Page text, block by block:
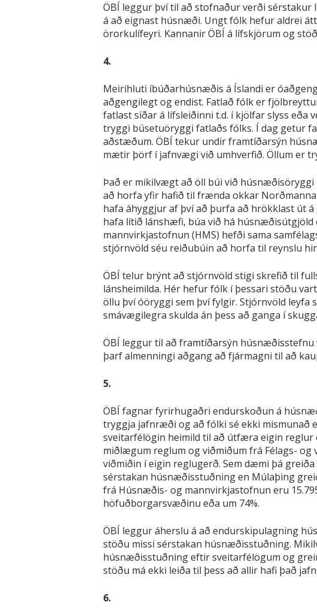
ÖBÍ leggur því til að stofnaður verði
á að eignast húsnæði. Ungt fólk hefur aldrei
örorkulífeyri. Kannanir ÖBÍ á lífskjörum og
4.
Meirihluti íbúðarhúsnæðis á Íslandi er
aðgengilegt og endist. Fatlað fólk er
fatlast síðar á lífsleiðinni t.d. í kjölfar slyss eða
tryggi búsetuöryggi fatlaðs fólks. Í dag getur
aðstæðum. ÖBÍ tekur undir framtíðarsýn
mætir þörf í jafnvægi við umhverfið. Öllum er
Það er mikilvægt að öll búi við
að horfa yfir hafið til frænda okkar
hafa áhyggjur af því að þurfa að hrökklast út
hafa lítið lánshæfi, búa við há
mannvirkjastofnun (HMS) hefði sama
stjórnvöld séu reiðubúin að horfa til reynslu
ÖBÍ telur brýnt að stjórnvöld stigi skrefið til
lánsheimilda. Hér hefur fólk í þessari stöðu
öllu því óöryggi sem því fylgir. Stjórnvöld
smávægilegra skulda án þess að ganga í
ÖBÍ leggur til að framtíðarsýn
þarf almenningi aðgang að fjármagni til að
5.
ÖBÍ fagnar fyrirhugaðri endurskoðun á
tryggja jafnræði og að fólki sé ekki mismunað
sveitarfélögin heimild til að útfæra eigin
miðlægum reglum og viðmiðum frá Félags-
viðmiðin í eigin reglugerð. Sem dæmi þá
sérstakan húsnæðisstuðning en Múlaþing
frá Húsnæðis- og mannvirkjastofnun eru
höfuðborgarsvæðinu eða um 74%.
ÖBÍ leggur áherslu á að endurskipulagning
stöðu missi sérstakan húsnæðisstuðning.
húsnæðisstuðning eftir sveitarfélögum og
stöðu má ekki leiða til þess að allir hafi það
6.